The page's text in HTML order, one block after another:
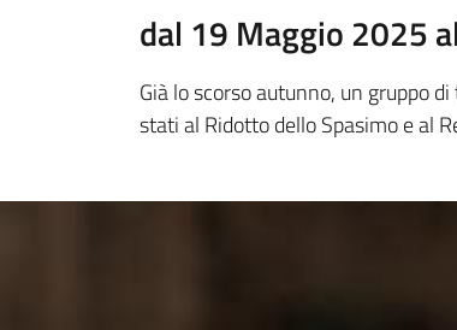
dal 19 Maggio 2025
Già lo scorso autunno, un gruppo
stati al Ridotto dello Spasimo e al